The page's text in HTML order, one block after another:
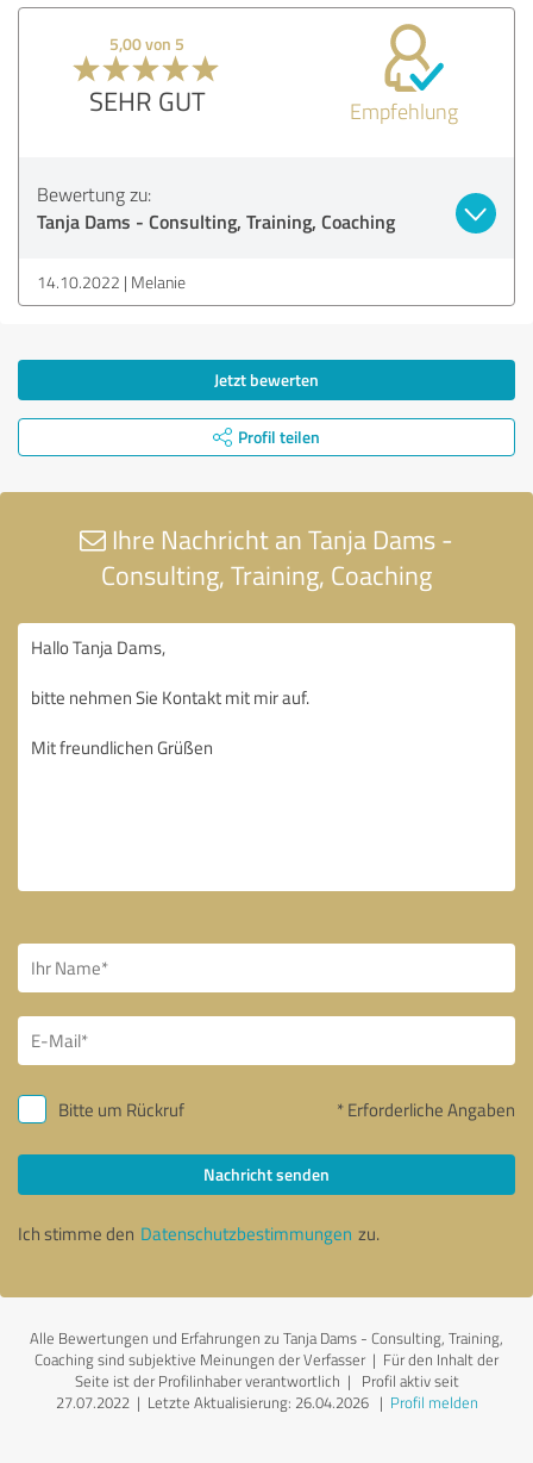
5,00 von 5
SEHR GUT Empfehlung
Bewertung zu:
Tanja Dams - Consulting, Training, Coaching
14.10.2022 Melanie
Jetzt bewerten
Profil teilen
Ihre Nachricht an Tanja Dams -
Consulting, Training, Coaching
Bitte um Rückruf * Erforderliche Angaben
Nachricht senden
Ich stimme den Datenschutzbestimmungen zu.
Alle Bewertungen und Erfahrungen zu Tanja Dams - Consulting, Training,
Coaching sind subjektive Meinungen der Verfasser | Für den Inhalt der
Seite ist der Profilinhaber verantwortlich | Profil aktiv seit
27.07.2022 | Letzte Aktualisierung: 26.04.2026| Profil melden